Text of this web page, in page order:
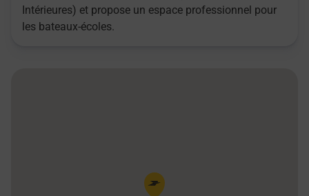
Intérieures) et propose un espace professionnel pour
les bateaux-écoles.
Pin de la carte